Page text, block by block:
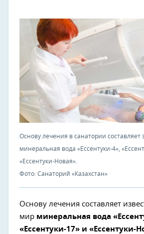
Основу лечения в санатории составляет
минеральная вода «Ессентуки-4»,
«Ессентуки-Новая».
Фото: Санаторий «Казахстан»
Основу лечения составляет
мир минеральная вода
«Ессентуки-17» и «Ессентуки-